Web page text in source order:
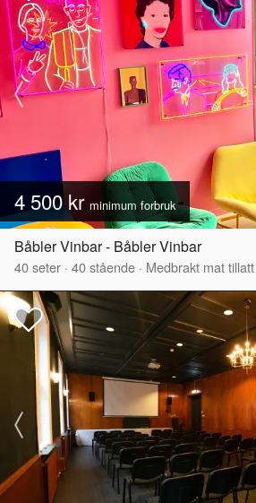
4 500 kr minimum forbruk
Båbler Vinbar - Båbler Vinbar
40seter · 40stående · Medbrakt mat tillatt